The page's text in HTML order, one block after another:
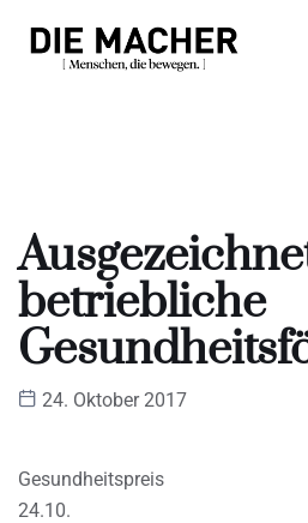
betriebliche
24. Oktober 2017
Gesundheitspreis
24.10.